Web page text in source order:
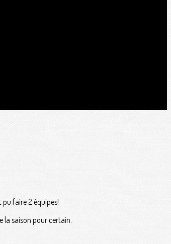
faire 2 équipes!
la saison pour certain.